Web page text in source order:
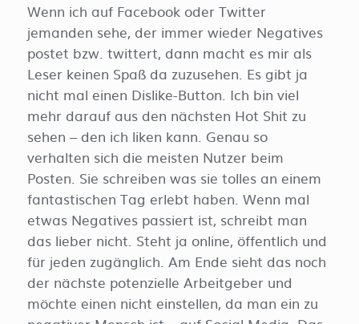
Wenn ich auf Facebook oder Twitter
jemanden sehe, der immer wieder Negatives
postet bzw. twittert, dann macht es mir als
Leser keinen Spaß da zuzusehen. Es gibt ja
nicht mal einen Dislike-Button. Ich bin viel
mehr darauf aus den nächsten Hot Shit zu
sehen – den ich liken kann. Genau so
verhalten sich die meisten Nutzer beim
Posten. Sie schreiben was sie tolles an einem
fantastischen Tag erlebt haben. Wenn mal
etwas Negatives passiert ist, schreibt man
das lieber nicht. Steht ja online, öffentlich und
für jeden zugänglich. Am Ende sieht das noch
der nächste potenzielle Arbeitgeber und
möchte einen nicht einstellen, da man ein zu